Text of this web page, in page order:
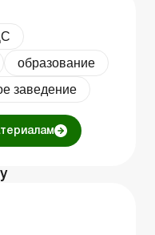
образование
заведение